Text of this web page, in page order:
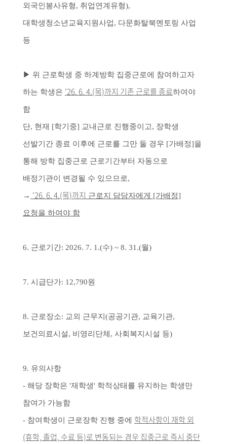
외국인봉사유형, 취업연계유형),
대학생청소년교육지원사업, 다문화탈북멘토링 사업
등
▶ 위 근로학생 중 하계방학 집중근로에 참여하고자
하는 학생은 '26. 6. 4.(목)까지 기존 근로를 종료하여야
함
단, 현재 [학기중] 교내근로 진행중이고, 장학생
선발기간 종료 이후에 근로를 그만 둘 경우 [가배정]을
통해 방학 집중근로 근로기간부터 자동으로
배정기관이 변경될 수 있으므로,
→ '26. 6. 4.(목)까지 근로지 담당자에게 [가배정]
요청을 하여야 함
6. 근로기간: 2026. 7. 1.(수) ~ 8. 31.(월)
7. 시급단가: 12,790원
8. 근로장소: 교외 근무지(공공기관, 교육기관,
보건의료시설, 비영리단체, 사회복지시설 등)
9. 유의사항
- 해당 장학은 '재학생' 학적상태를 유지하는 학생만
참여가 가능함
- 참여학생이 근로장학 진행 중에 학적사항이 재학 외
(휴학, 졸업, 수료 등)로 변동되는 경우 집중근로 즉시 중단